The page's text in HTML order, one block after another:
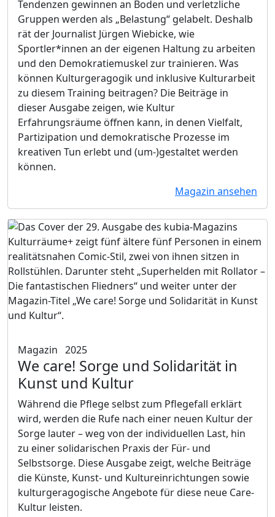
Tendenzen gewinnen an Boden und verletzliche
Gruppen werden als „Belastung“ gelabelt. Deshalb
rät der Journalist Jürgen Wiebicke, wie
Sportler*innen an der eigenen Haltung zu arbeiten
und den Demokratiemuskel zur trainieren. Was
können Kulturgeragogik und inklusive Kulturarbeit
zu diesem Training beitragen? Die Beiträge in
dieser Ausgabe zeigen, wie Kultur
Erfahrungsräume öffnen kann, in denen Vielfalt,
Partizipation und demokratische Prozesse im
kreativen Tun erlebt und (um-)gestaltet werden
können.
Magazin ansehen
Magazin 2025
We care! Sorge und Solidarität in
Kunst und Kultur
Während die Pflege selbst zum Pflegefall erklärt
wird, werden die Rufe nach einer neuen Kultur der
Sorge lauter – weg von der individuellen Last, hin
zu einer solidarischen Praxis der Für- und
Selbstsorge. Diese Ausgabe zeigt, welche Beiträge
die Künste, Kunst- und Kultureinrichtungen sowie
kulturgeragogische Angebote für diese neue Care-
Kultur leisten.